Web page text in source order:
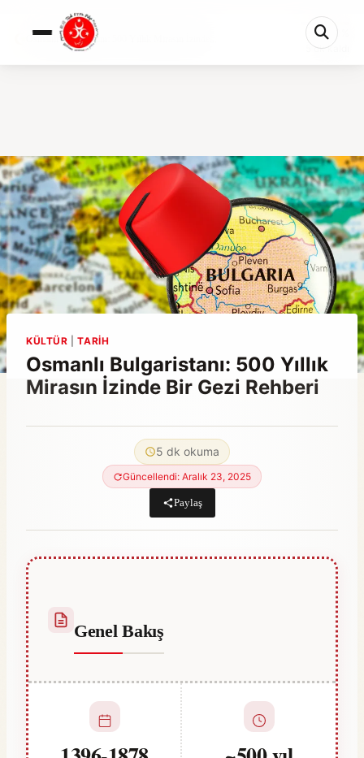
Osmanlı Bulgaristanı: 500 Yıllık Mirasın İzinde...
5 dk kaldı
KÜLTÜR |TARIH
Osmanlı Bulgaristanı: 500 Yıllık
Mirasın İzinde Bir Gezi Rehberi
5 dk okuma
Güncellendi: Aralık 23, 2025
Paylaş
Genel Bakış